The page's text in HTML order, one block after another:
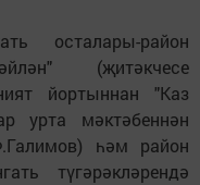
осталары-район
(җитәкчесе
йортыннан "Каз
урта мәктәбеннән
һәм район
түгәрәкләрендә